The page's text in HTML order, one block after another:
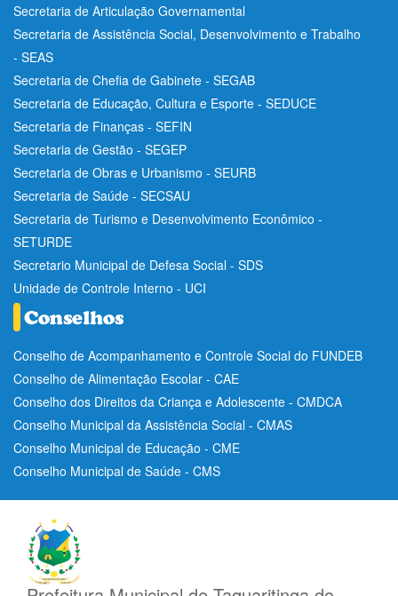
Secretaria de Articulação Governamental
Secretaria de Assistência Social, Desenvolvimento e Trabalho
- SEAS
Secretaria de Chefia de Gabinete - SEGAB
Secretaria de Educação, Cultura e Esporte - SEDUCE
Secretaria de Finanças - SEFIN
Secretaria de Gestão - SEGEP
Secretaria de Obras e Urbanismo - SEURB
Secretaria de Saúde - SECSAU
Secretaria de Turismo e Desenvolvimento Econômico -
SETURDE
Secretario Municipal de Defesa Social - SDS
Unidade de Controle Interno - UCI
Conselho de Acompanhamento e Controle Social do FUNDEB
Conselho de Alimentação Escolar - CAE
Conselho dos Direitos da Criança e Adolescente - CMDCA
Conselho Municipal da Assistência Social - CMAS
Conselho Municipal de Educação - CME
Conselho Municipal de Saúde - CMS